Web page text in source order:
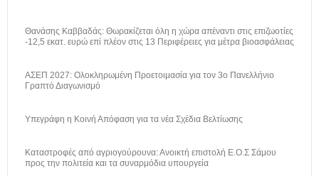
Θανάσης Καββαδάς: Θωρακίζεται όλη η χώρα απέναντι στις επιζωοτίες
-12,5 εκατ. ευρώ επί πλέον στις 13 Περιφέρειες για μέτρα βιοασφάλειας
ΑΣΕΠ 2027: Ολοκληρωμένη Προετοιμασία για τον 3ο Πανελλήνιο
Γραπτό Διαγωνισμό
Υπεγράφη η Κοινή Απόφαση για τα νέα Σχέδια Βελτίωσης
Καταστροφές από αγριογούρουνα: Ανοικτή επιστολή Ε.Ο.Σ Σάμου
προς την πολιτεία και τα συναρμόδια υπουργεία